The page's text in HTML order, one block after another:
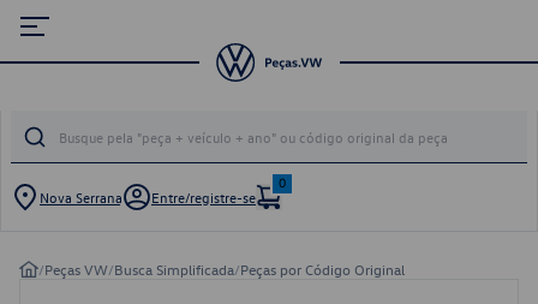
Nova Serrana Entre/registre-se
0
/Peças VW/Busca Simplificada/Peças por Código Original